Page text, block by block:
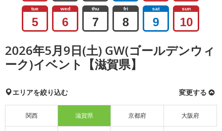
tue
5
wed
6
thu
7
fri
8
sat
9
sun
10
2026年5月9日(土) GW(ゴールデンウィ
ーク)イベント【滋賀県】
エリアを絞り込む 変更する
関西 滋賀県 京都府 大阪府